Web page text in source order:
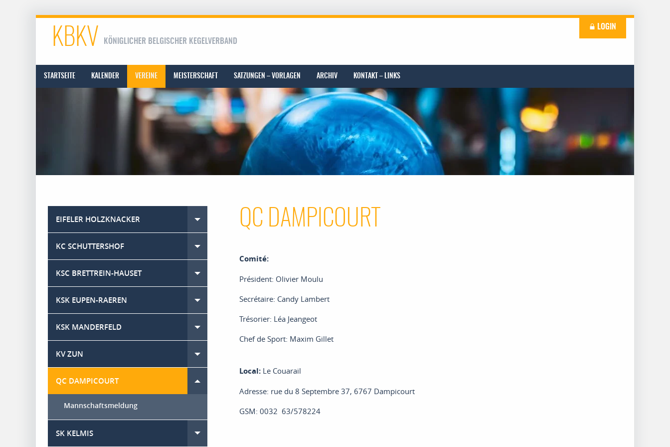
KBKV KÖNIGLICHER BELGISCHER KEGELVERBAND
LOGIN
STARTSEITE KALENDER VEREINE MEISTERSCHAFT SATZUNGEN – VORLAGEN ARCHIV KONTAKT – LINKS
EIFELER HOLZKNACKER Toggle menu
KC SCHUTTERSHOF Toggle menu
KSC BRETTREIN-HAUSET Toggle menu
KSK EUPEN-RAEREN Toggle menu
KSK MANDERFELD Toggle menu
KV ZUN Toggle menu
QC DAMPICOURT
Mannschaftsmeldung
SK KELMIS Toggle menu
QC DAMPICOURT
Comité:
Président: Olivier Moulu
Secrétaire: Candy Lambert
Trésorier: Léa Jeangeot
Chef de Sport: Maxim Gillet
Local: Le Couarail
Adresse: rue du 8 Septembre 37, 6767 Dampicourt
GSM: 0032 63/578224